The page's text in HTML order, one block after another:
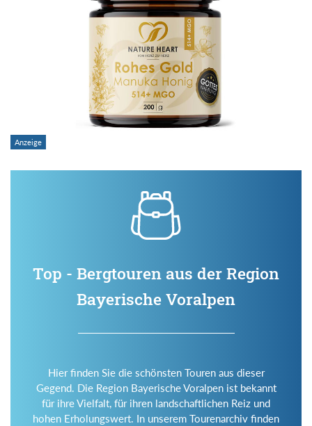
Top - Bergtouren aus der Region
Bayerische Voralpen
Hier finden Sie die schönsten Touren aus dieser
Gegend. Die Region Bayerische Voralpen ist bekannt
für ihre Vielfalt, für ihren landschaftlichen Reiz und
hohen Erholungswert. In unserem Tourenarchiv finden